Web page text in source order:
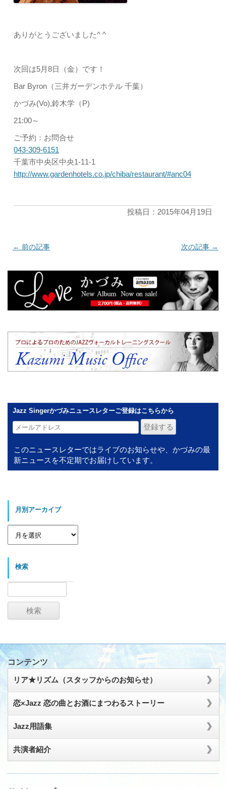
ありがとうございました^ ^
次回は5月8日（金）です！
Bar Byron（三井ガーデンホテル 千葉）
かづみ(Vo),鈴木学（P)
21:00～
ご予約：お問合せ
043-309-6151
千葉市中央区中央1-11-1
http://www.gardenhotels.co.jp/chiba/restaurant/#anc04
投稿日：2015年04月19日
← 前の記事 次の記事 →
Jazz Singerかづみニュースレターご登録はこちらから
このニュースレターではライブのお知らせや、かづみの最
新ニュースを不定期でお届けしています。
月別アーカイブ
月
カ
検索
検
コンテンツ
リア★リズム（スタッフからのお知らせ）
恋×Jazz 恋の曲とお酒にまつわるストーリー
Jazz用語集
共演者紹介